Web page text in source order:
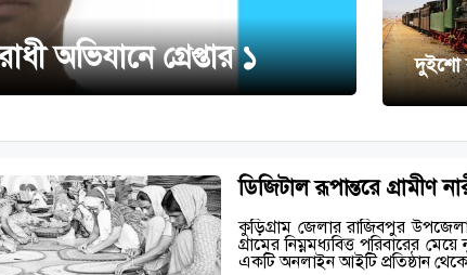
অভিযানে গ্রেপ্তার ১
দুইশো
ডিজিটাল রূপান্তরে গ্রামীণ
কুড়িগ্রাম জেলার রাজিবপুর
গ্রামের নিম্নমধ্যবিত্ত পরিবারের
একটি অনলাইন আইটি প্রতিষ্ঠান